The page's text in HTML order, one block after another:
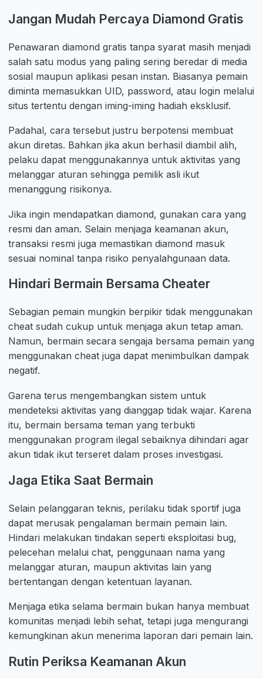
Jangan Mudah Percaya Diamond Gratis
Penawaran diamond gratis tanpa syarat masih menjadi
salah satu modus yang paling sering beredar di media
sosial maupun aplikasi pesan instan. Biasanya pemain
diminta memasukkan UID, password, atau login melalui
situs tertentu dengan iming-iming hadiah eksklusif.
Padahal, cara tersebut justru berpotensi membuat
akun diretas. Bahkan jika akun berhasil diambil alih,
pelaku dapat menggunakannya untuk aktivitas yang
melanggar aturan sehingga pemilik asli ikut
menanggung risikonya.
Jika ingin mendapatkan diamond, gunakan cara yang
resmi dan aman. Selain menjaga keamanan akun,
transaksi resmi juga memastikan diamond masuk
sesuai nominal tanpa risiko penyalahgunaan data.
Hindari Bermain Bersama Cheater
Sebagian pemain mungkin berpikir tidak menggunakan
cheat sudah cukup untuk menjaga akun tetap aman.
Namun, bermain secara sengaja bersama pemain yang
menggunakan cheat juga dapat menimbulkan dampak
negatif.
Garena terus mengembangkan sistem untuk
mendeteksi aktivitas yang dianggap tidak wajar. Karena
itu, bermain bersama teman yang terbukti
menggunakan program ilegal sebaiknya dihindari agar
akun tidak ikut terseret dalam proses investigasi.
Jaga Etika Saat Bermain
Selain pelanggaran teknis, perilaku tidak sportif juga
dapat merusak pengalaman bermain pemain lain.
Hindari melakukan tindakan seperti eksploitasi bug,
pelecehan melalui chat, penggunaan nama yang
melanggar aturan, maupun aktivitas lain yang
bertentangan dengan ketentuan layanan.
Menjaga etika selama bermain bukan hanya membuat
komunitas menjadi lebih sehat, tetapi juga mengurangi
kemungkinan akun menerima laporan dari pemain lain.
Rutin Periksa Keamanan Akun